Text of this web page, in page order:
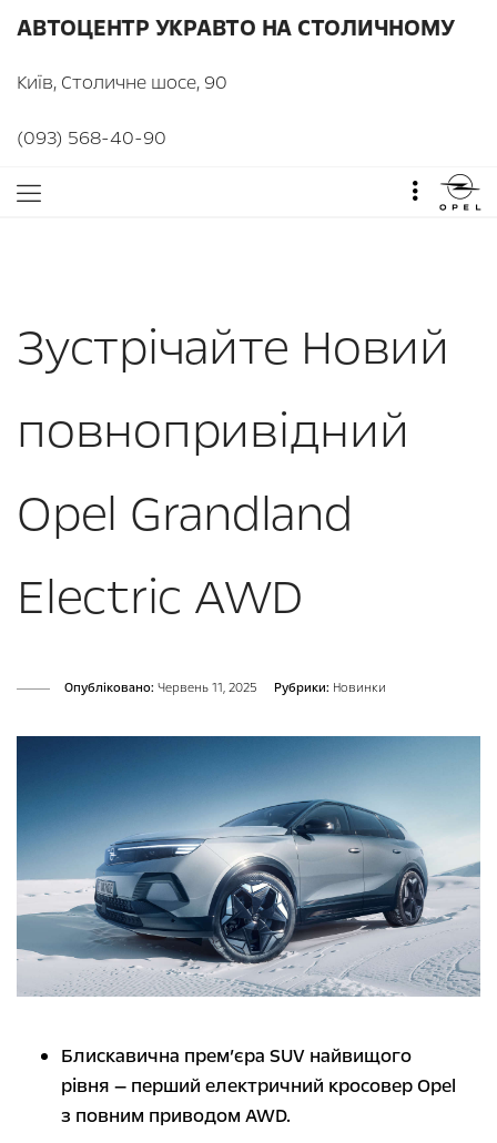
АВТОЦЕНТР УКРАВТО НА СТОЛИЧНОМУ
Київ, Столичне шосе, 90
(093) 568-40-90
Зустрічайте Новий
повнопривідний
Opel Grandland
Electric AWD
Опубліковано: Червень 11, 2025 Рубрики: Новинки
Блискавична прем’єра SUV найвищого
рівня — перший електричний кросовер Opel
з повним приводом AWD.